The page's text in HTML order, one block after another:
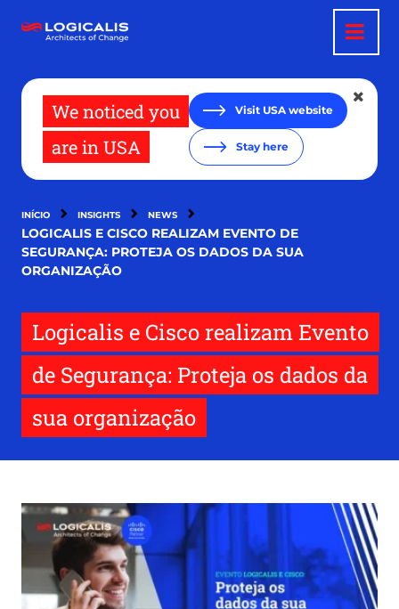
para
We noticed you
are in USA
Visit USA website
Stay here
INÍCIO INSIGHTS NEWS
LOGICALIS E CISCO REALIZAM EVENTO DE
SEGURANÇA: PROTEJA OS DADOS DA SUA
ORGANIZAÇÃO
Logicalis e Cisco realizam Evento
de Segurança: Proteja os dados da
sua organização